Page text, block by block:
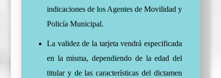
indicaciones de los Agentes de Movilidad y
Policía Municipal.
La validez de la tarjeta vendrá especificada
en la misma, dependiendo de la edad del
titular y de las características del dictamen